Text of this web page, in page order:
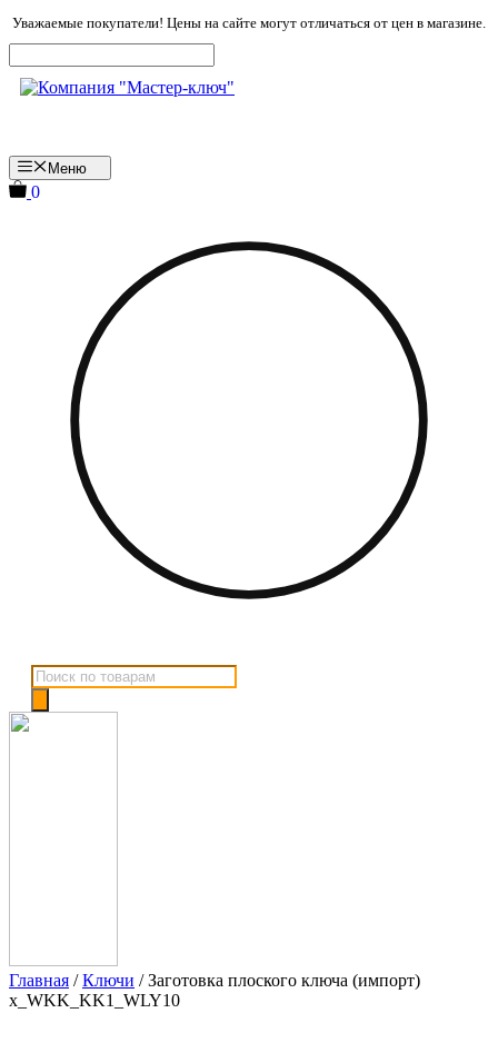
Перейти
к
содержимому
Уважаемые покупатели! Цены на сайте могут отличаться от цен в магазине.
Меню
0
Поиск
товаров
Главная /Ключи / Заготовка плоского ключа (импорт)
x_WKK_KK1_WLY10